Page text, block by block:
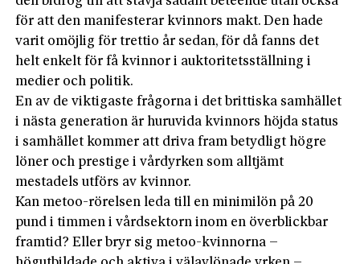
för att den manifesterar kvinnors makt. Den hade
varit omöjlig för trettio år sedan, för då fanns det
helt enkelt för få kvinnor i auktoritetsställning i
medier och politik.
En av de viktigaste frågorna i det brittiska samhället
i nästa generation är huruvida kvinnors höjda status
i samhället kommer att driva fram betydligt högre
löner och prestige i vårdyrken som alltjämt
mestadels utförs av kvinnor.
Kan metoo-rörelsen leda till en minimilön på 20
pund i timmen i vårdsektorn inom en överblickbar
framtid? Eller bryr sig metoo-kvinnorna –